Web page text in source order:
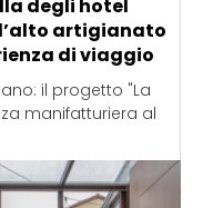
degli hotel
artigianato
di viaggio
il progetto "La
manifatturiera al